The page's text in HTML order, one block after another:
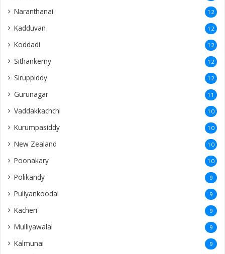
Naranthanai 12
Kadduvan 12
Koddadi 12
Sithankerny 12
Siruppiddy 12
Gurunagar 11
Vaddakkachchi 10
Kurumpasiddy 10
New Zealand 10
Poonakary 10
Polikandy 9
Puliyankoodal 9
Kacheri 9
Mulliyawalai 9
Kalmunai 9